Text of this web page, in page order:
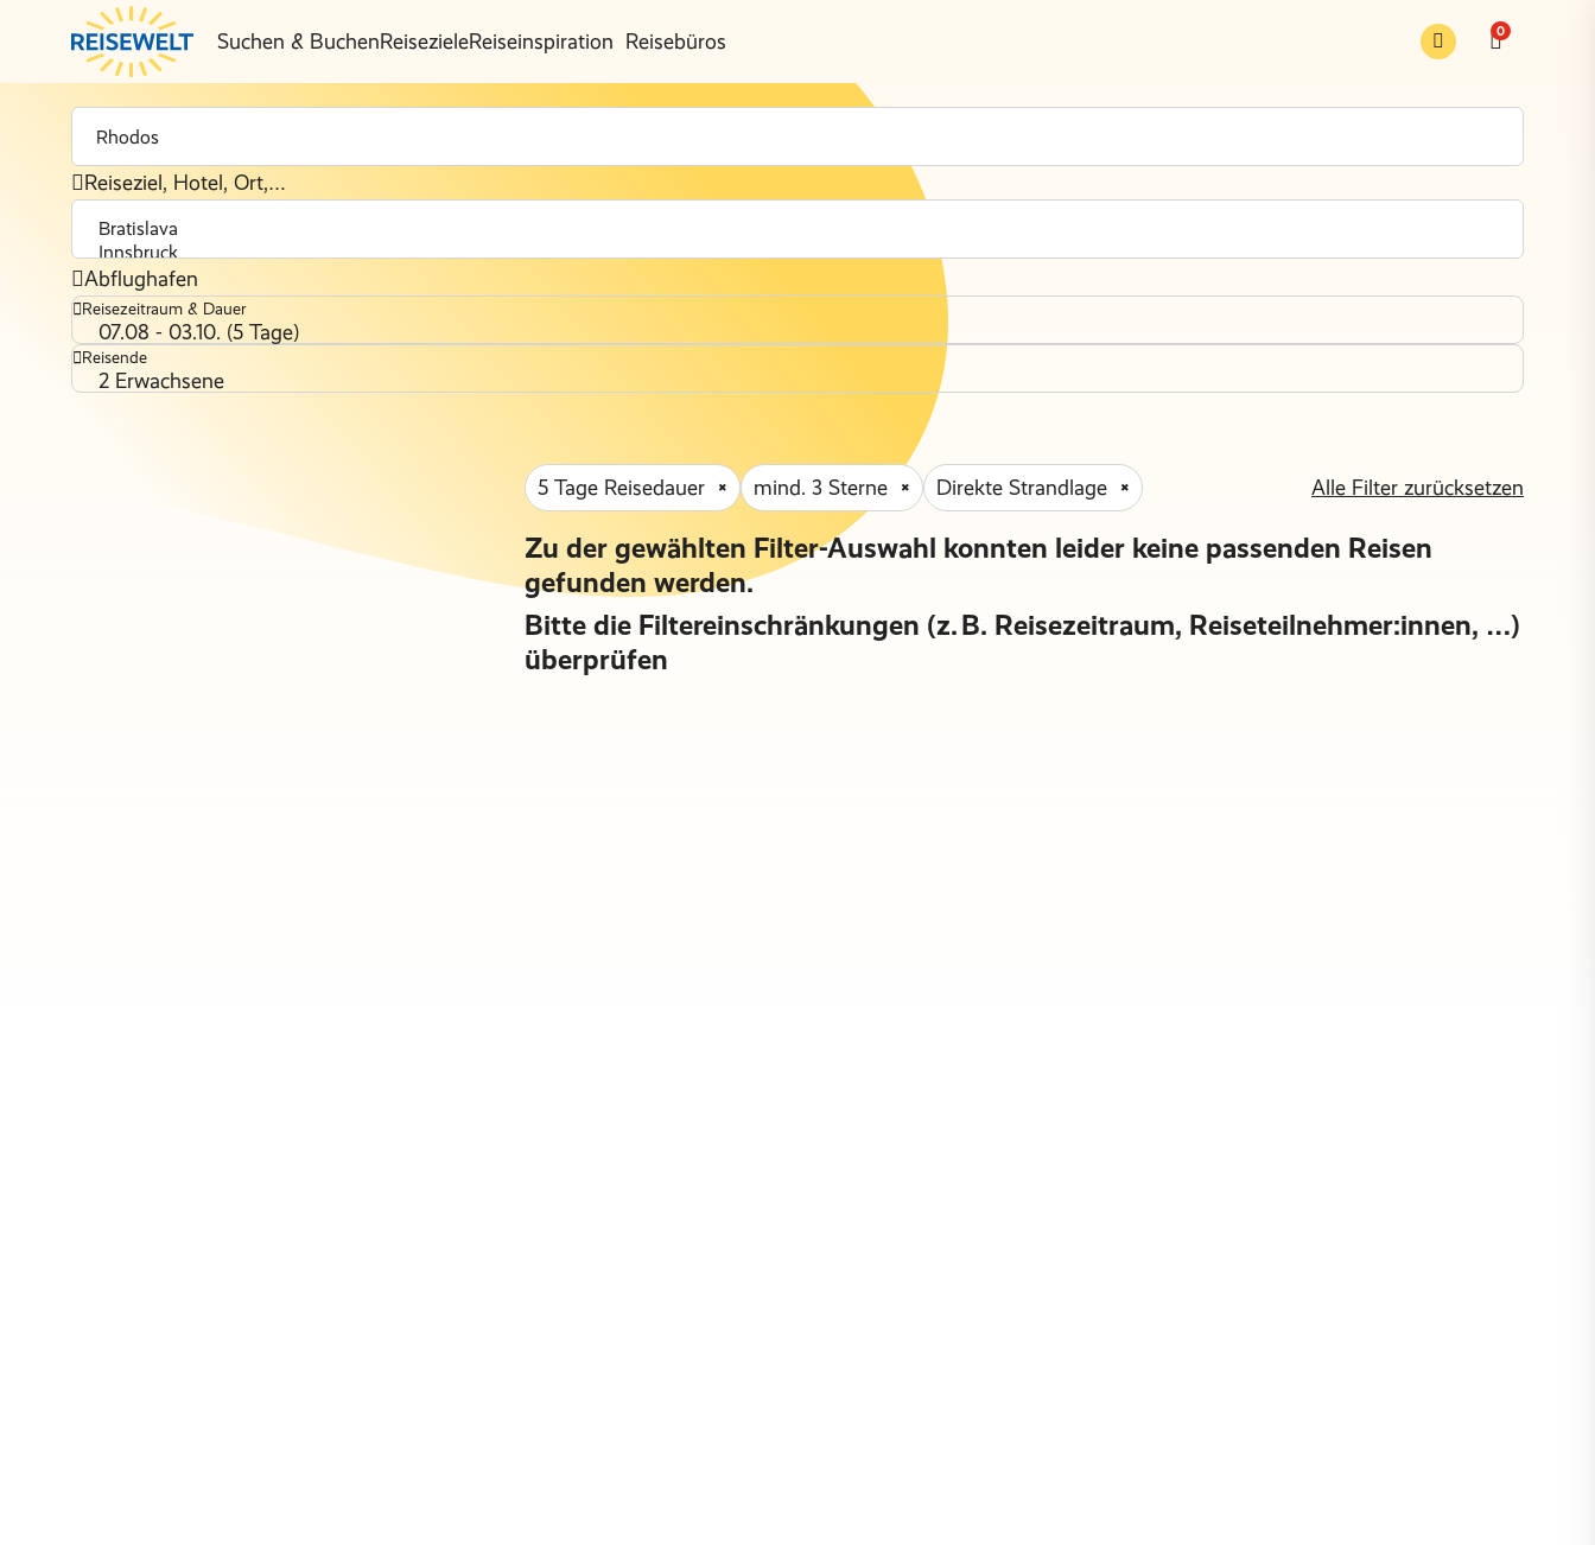
Suchen & BuchenReisezieleReiseinspiration Reisebüros 0
Reiseziel, Hotel, Ort,…
Abflughafen
Reisezeitraum & Dauer
07.08 - 03.10. (5 Tage)
Reisende
2 Erwachsene
5 Tage Reisedauer mind. 3 Sterne Direkte Strandlage Alle Filter zurücksetzen
Zu der gewählten Filter-Auswahl konnten leider keine passenden Reisen
gefunden werden.
Bitte die Filtereinschränkungen (z. B. Reisezeitraum, Reiseteilnehmer:innen, …)
überprüfen